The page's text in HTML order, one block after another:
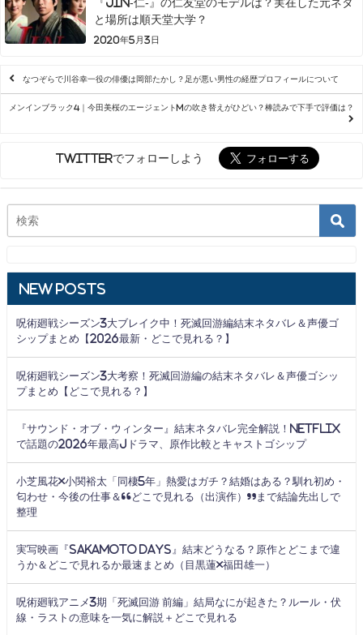
と場所は順天堂大学？
2020年5月3日
なつぞらで川谷幸一役の俳優は岡部たかし？足が悪い男性の経歴プロフィールについて
メンインブラック4｜今田美桜のエージェントMの吹き替えがひどい？棒読みで下手で評価は？
Twitterでフォローしよう
New Posts
呪術廻戦シーズン3大ブレイク中！死滅回游編結末ネタバレ＆声優ゴ
シップまとめ【2026最新・どこで見れる？】
呪術廻戦シーズン3大考察！死滅回游編の結末ネタバレ＆声優ゴシッ
プまとめ【どこで見れる？】
『サウンド・オブ・ウィンター』結末ネタバレ完全解説！Netflix
で話題の2026年最高Jドラマ、原作比較とキャストゴシップ
小芝風花×小関裕太「同棲5年」熱愛はガチ？結婚はある？馴れ初め・
匂わせ・今後の仕事＆“どこで見れる（出演作）”まで結論先出しで
整理
実写映画『SAKAMOTO DAYS』結末どうなる？原作とどこまで違
うか＆どこで見れるか最速まとめ（目黒蓮×福田雄一）
呪術廻戦アニメ3期「死滅回游 前編」結局なにが起きた？ルール・伏
線・ラストの意味を一気に解説＋どこで見れる